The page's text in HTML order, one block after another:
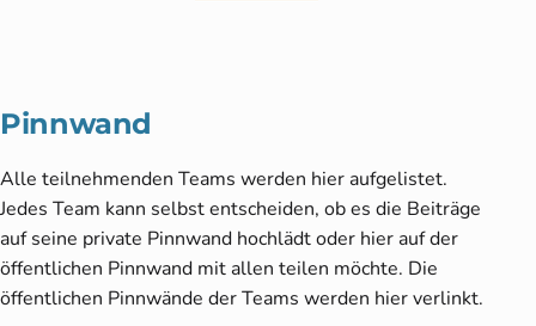
Pinnwand
Alle teilnehmenden Teams werden hier aufgelistet.
Jedes Team kann selbst entscheiden, ob es die Beiträge
auf seine private Pinnwand hochlädt oder hier auf der
öffentlichen Pinnwand mit allen teilen möchte. Die
öffentlichen Pinnwände der Teams werden hier verlinkt.